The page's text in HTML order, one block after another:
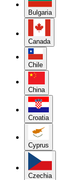
Bulgaria
Canada
Chile
China
Croatia
Cyprus
Czechia